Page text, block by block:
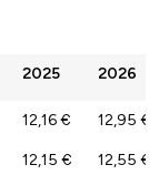
2025 2026
12,16 € 12,95 €
12,15 € 12,55 €